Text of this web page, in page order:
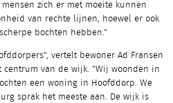
zich er met moeite kunnen
van rechte lijnen, hoewel er ook
bochten hebben."
vertelt bewoner Ad Fransen
van de wijk. "Wij woonden in
een woning in Hoofddorp. We
sprak het meeste aan. De wijk is